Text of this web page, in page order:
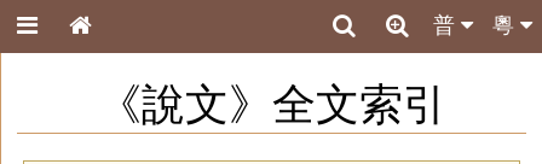
粵
普
《說文》全文索引